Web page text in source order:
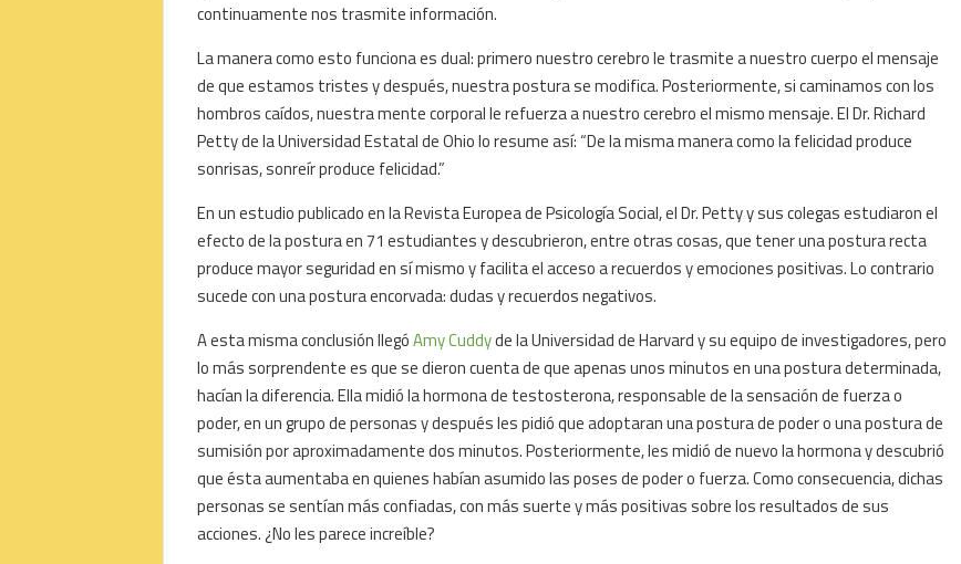
continuamente nos trasmite información.
La manera como esto funciona es dual: primero nuestro cerebro le trasmite a nuestro cuerpo el mensaje
de que estamos tristes y después, nuestra postura se modifica. Posteriormente, si caminamos con los
hombros caídos, nuestra mente corporal le refuerza a nuestro cerebro el mismo mensaje. El Dr. Richard
Petty de la Universidad Estatal de Ohio lo resume así: “De la misma manera como la felicidad produce
sonrisas, sonreír produce felicidad.”
En un estudio publicado en la Revista Europea de Psicología Social, el Dr. Petty y sus colegas estudiaron el
efecto de la postura en 71 estudiantes y descubrieron, entre otras cosas, que tener una postura recta
produce mayor seguridad en sí mismo y facilita el acceso a recuerdos y emociones positivas. Lo contrario
sucede con una postura encorvada: dudas y recuerdos negativos.
A esta misma conclusión llegóAmy Cuddyde la Universidad de Harvard y su equipo de investigadores, pero
lo más sorprendente es que se dieron cuenta de que apenas unos minutos en una postura determinada,
hacían la diferencia. Ella midió la hormona de testosterona, responsable de la sensación de fuerza o
poder, en un grupo de personas y después les pidió que adoptaran una postura de poder o una postura de
sumisión por aproximadamente dos minutos. Posteriormente, les midió de nuevo la hormona y descubrió
que ésta aumentaba en quienes habían asumido las poses de poder o fuerza. Como consecuencia, dichas
personas se sentían más confiadas, con más suerte y más positivas sobre los resultados de sus
acciones. ¿No les parece increíble?